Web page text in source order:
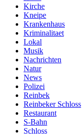
Kirche
Kneipe
Krankenhaus
Kriminalitaet
Lokal
Musik
Nachrichten
Natur
News
Polizei
Reinbek
Reinbeker Schloss
Restaurant
S-Bahn
Schloss